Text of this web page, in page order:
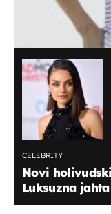
CELEBRITY
Novi
Luksuzna